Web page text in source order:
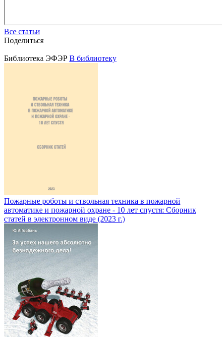
Все статьи
Поделиться
Библиотека ЭФЭР В библиотеку
Пожарные роботы и ствольная техника в пожарной
автоматике и пожарной охране - 10 лет спустя: Сборник
статей в электронном виде (2023 г.)